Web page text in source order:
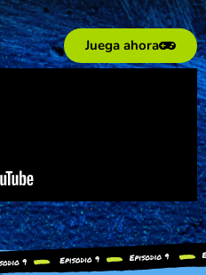
Juega ahora